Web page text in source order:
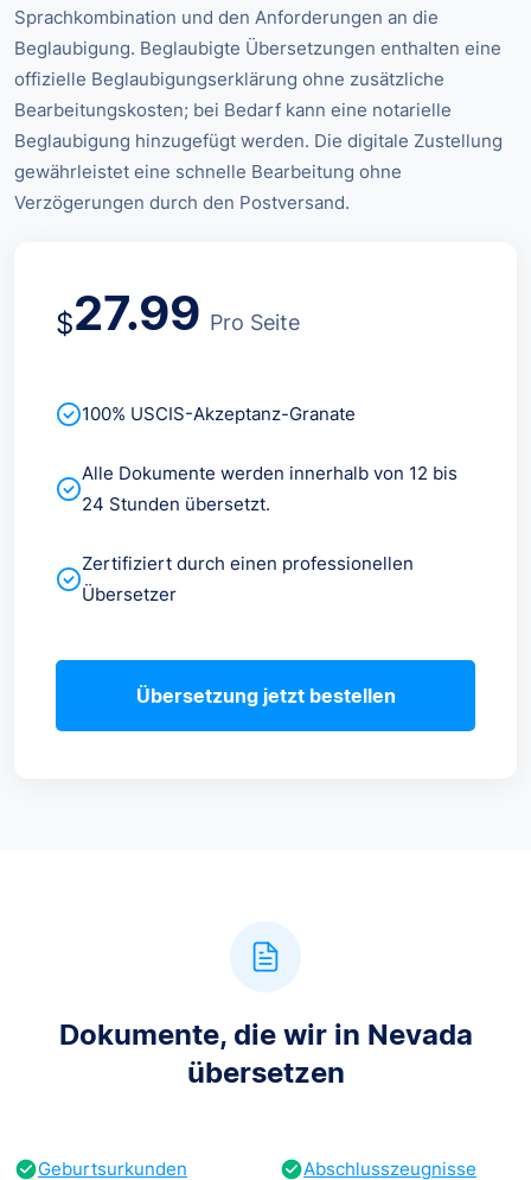
Sprachkombination und den Anforderungen an die
Beglaubigung. Beglaubigte Übersetzungen enthalten eine
offizielle Beglaubigungserklärung ohne zusätzliche
Bearbeitungskosten; bei Bedarf kann eine notarielle
Beglaubigung hinzugefügt werden. Die digitale Zustellung
gewährleistet eine schnelle Bearbeitung ohne
Verzögerungen durch den Postversand.
$27.99 Pro Seite
100% USCIS-Akzeptanz-Granate
Alle Dokumente werden innerhalb von 12 bis
24 Stunden übersetzt.
Zertifiziert durch einen professionellen
Übersetzer
Übersetzung jetzt bestellen
Dokumente, die wir in Nevada
übersetzen
Geburtsurkunden Abschlusszeugnisse